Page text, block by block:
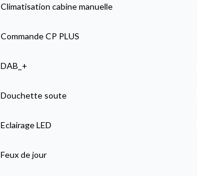
Climatisation cabine manuelle
Commande CP PLUS
DAB_+
Douchette soute
Eclairage LED
Feux de jour